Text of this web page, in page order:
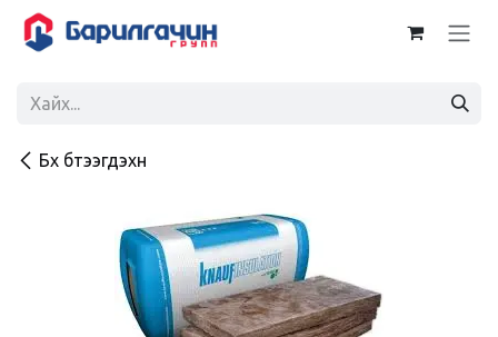
Skip to Content
Бүх бүтээгдэхүүн